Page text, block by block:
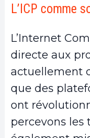
L’ICP comme
L’Internet
directe aux
actuellement
que des
ont
percevons les